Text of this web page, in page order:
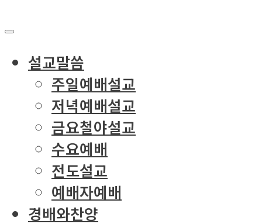
설교말씀
주일예배설교
저녁예배설교
금요철야설교
수요예배
전도설교
예배자예배
경배와찬양